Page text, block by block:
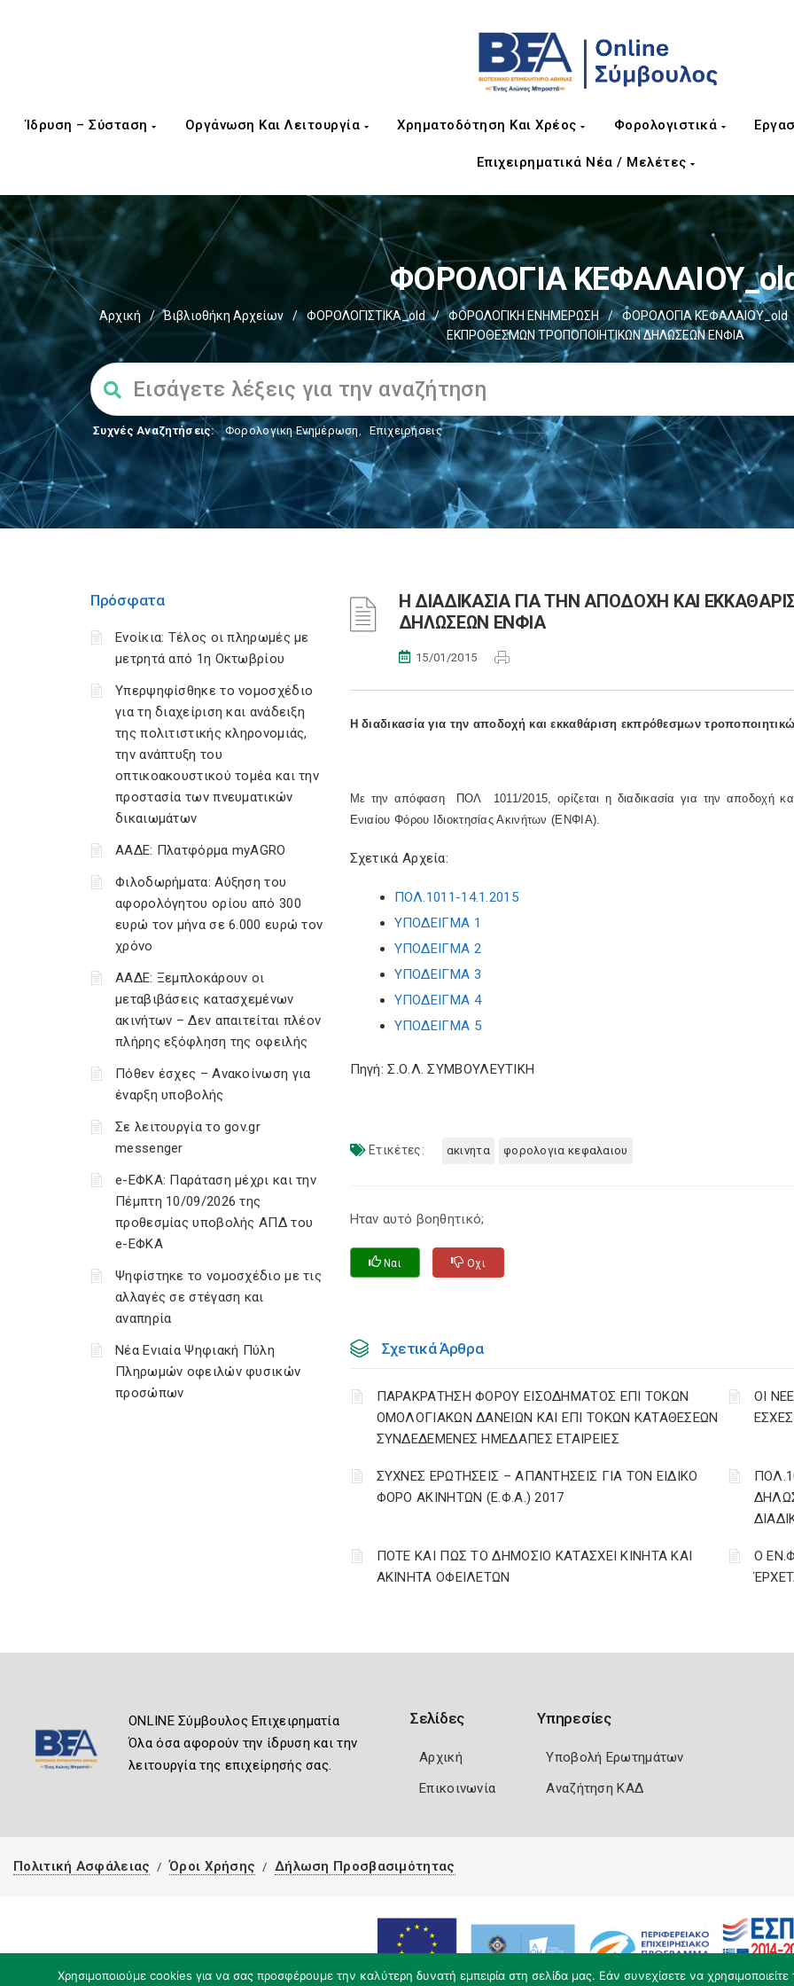
Ίδρυση – Σύσταση Οργάνωση Και Λειτουργία Χρηματοδότηση Και Χρέος Φορολογιστικά
Επιχειρηματικά Νέα / Μελέτες
ΦΟΡΟΛΟΓΙΑ
Αρχική / Βιβλιοθήκη Αρχείων / ΦΟΡΟΛΟΓΙΣΤΙΚΑ_old / ΦΟΡΟΛΟΓΙΚΗ ΕΝΗΜΕΡΩΣΗ / ΦΟΡΟΛΟΓΙΑ ΚΕΦΑΛΑΙΟΥ_old
ΕΚΠΡΟΘΕΣΜΩΝ ΤΡΟΠΟΠΟΙΗΤΙΚΩΝ ΔΗΛΩΣΕΩΝ ΕΝΦΙΑ
Συχνές Αναζητήσεις: Φορολογικη Ενημέρωση, Επιχειρήσεις
Πρόσφατα
Ενοίκια: Τέλος οι πληρωμές με
μετρητά από 1η Οκτωβρίου
Υπερψηφίσθηκε το νομοσχέδιο
για τη διαχείριση και ανάδειξη
της πολιτιστικής κληρονομιάς,
την ανάπτυξη του
οπτικοακουστικού τομέα και την
προστασία των πνευματικών
δικαιωμάτων
ΑΑΔΕ: Πλατφόρμα myAGRO
Φιλοδωρήματα: Αύξηση του
αφορολόγητου ορίου από 300
ευρώ τον μήνα σε 6.000 ευρώ τον
χρόνο
ΑΑΔΕ: Ξεμπλοκάρουν οι
μεταβιβάσεις κατασχεμένων
ακινήτων – Δεν απαιτείται πλέον
πλήρης εξόφληση της οφειλής
Πόθεν έσχες – Ανακοίνωση για
έναρξη υποβολής
Σε λειτουργία το gov.gr
messenger
e-ΕΦΚΑ: Παράταση μέχρι και την
Πέμπτη 10/09/2026 της
προθεσμίας υποβολής ΑΠΔ του
e-ΕΦΚΑ
Ψηφίστηκε το νομοσχέδιο με τις
αλλαγές σε στέγαση και
αναπηρία
Νέα Ενιαία Ψηφιακή Πύλη
Πληρωμών οφειλών φυσικών
προσώπων
Η ΔΙΑΔΙΚΑΣΙΑ ΓΙΑ ΤΗΝ ΑΠΟΔΟΧΗ ΚΑΙ
ΔΗΛΩΣΕΩΝ ΕΝΦΙΑ
15/01/2015
Η διαδικασία για την αποδοχή και εκκαθάριση εκπρόθεσμων
Με την απόφαση ΠΟΛ 1011/2015, ορίζεται η διαδικασία για την αποδοχή
Ενιαίου Φόρου Ιδιοκτησίας Ακινήτων (ΕΝΦΙΑ).
Σχετικά Αρχεία:
ΠΟΛ.1011-14.1.2015
ΥΠΟΔΕΙΓΜΑ 1
ΥΠΟΔΕΙΓΜΑ 2
ΥΠΟΔΕΙΓΜΑ 3
ΥΠΟΔΕΙΓΜΑ 4
ΥΠΟΔΕΙΓΜΑ 5
Πηγή: Σ.Ο.Λ. ΣΥΜΒΟΥΛΕΥΤΙΚΗ
Ετικέτες: ακινητα φορολογια κεφαλαιου
Ηταν αυτό βοηθητικό;
Ναι Οχι
Σχετικά Άρθρα
ΠΑΡΑΚΡΑΤΗΣΗ ΦΟΡΟΥ ΕΙΣΟΔΗΜΑΤΟΣ ΕΠΙ ΤΟΚΩΝ
ΟΜΟΛΟΓΙΑΚΩΝ ΔΑΝΕΙΩΝ ΚΑΙ ΕΠΙ ΤΟΚΩΝ ΚΑΤΑΘΕΣΕΩΝ
ΣΥΝΔΕΔΕΜΕΝΕΣ ΗΜΕΔΑΠΕΣ ΕΤΑΙΡΕΙΕΣ
ΟΙ
ΣΥΧΝΕΣ ΕΡΩΤΗΣΕΙΣ – ΑΠΑΝΤΗΣΕΙΣ ΓΙΑ ΤΟΝ ΕΙΔΙΚΟ
ΦΟΡΟ ΑΚΙΝΗΤΩΝ (Ε.Φ.Α.) 2017
ΠΟΤΕ ΚΑΙ ΠΩΣ ΤΟ ΔΗΜΟΣΙΟ ΚΑΤΑΣΧΕΙ ΚΙΝΗΤΑ ΚΑΙ
ΑΚΙΝΗΤΑ ΟΦΕΙΛΕΤΩΝ
Ο
ONLINE Σύμβουλος Επιχειρηματία
Όλα όσα αφορούν την ίδρυση και την
λειτουργία της επιχείρησής σας.
Σελίδες
Αρχική
Επικοινωνία
Υπηρεσίες
Υποβολή Ερωτημάτων
Αναζήτηση ΚΑΔ
Πολιτική Ασφάλειας Όροι Χρήσης Δήλωση Προσβασιμότητας
Χρησιμοποιούμε cookies για να σας προσφέρουμε την καλύτερη δυνατή εμπειρία στη σελίδα μας. Εάν συνεχίσετε να